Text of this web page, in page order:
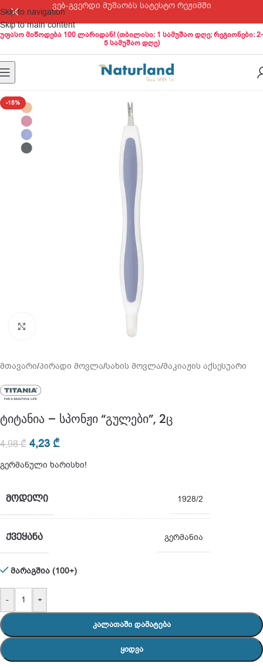
Skip to navigation
Skip to main content
ვებ-გვერდი მუშაობს სატესტო რეჟიმში
უფასო მიწოდება 100 ლარიდან! (თბილისი: 1 სამუშაო დღე; რეგიონები: 2-
5 სამუშაო დღე)
-15%
მთავარი/პირადი მოვლა/სახის მოვლა/მაკიაჟის აქსესუარი
ტიტანია – სპონჟი “გულები”, 2ც
4,98₾ 4,23 ₾
გერმანული ხარისხი!
ᲛᲝᲓᲔᲚᲘ 1928/2
ᲥᲕᲔᲧᲐᲜᲐ გერმანია
მარაგშია (100+)
- +
ᲙᲐᲚᲐᲗᲐᲨᲘ ᲓᲐᲛᲐᲢᲔᲑᲐ
ᲧᲘᲓᲕᲐ